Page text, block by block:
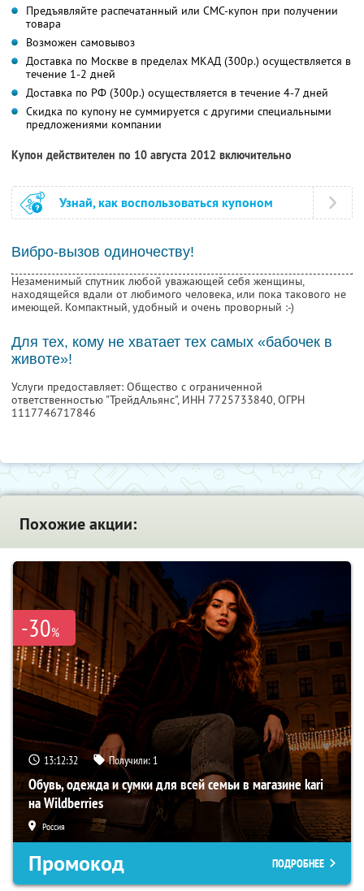
Предъявляйте распечатанный или СМС-купон при получении
товара
Возможен самовывоз
Доставка по Москве в пределах МКАД (300р.) осуществляется в
течение 1-2 дней
Доставка по РФ (300р.) осуществляется в течение 4-7 дней
Скидка по купону не суммируется с другими специальными
предложениями компании
Купон действителен по 10 августа 2012 включительно
Узнай, как воспользоваться купоном
Вибро-вызов одиночеству!
Незаменимый спутник любой уважающей себя женщины,
находящейся вдали от любимого человека, или пока такового не
имеющей. Компактный, удобный и очень проворный :-)
Для тех, кому не хватает тех самых «бабочек в
животе»!
Услуги предоставляет: Общество с ограниченной
ответственностью "ТрейдАльянс", ИНН 7725733840, ОГРН
1117746717846
Похожие акции:
-30%
13:12:32 Получили: 1
Обувь, одежда и сумки для всей семьи в магазине kari
на Wildberries
Россия
Промокод ПОДРОБНЕЕ